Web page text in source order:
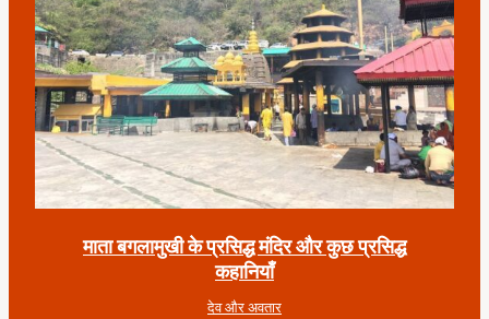
माता बगलामुखी के प्रसिद्ध मंदिर और कुछ प्रसिद्ध
कहानियाँ
देव और अवतार